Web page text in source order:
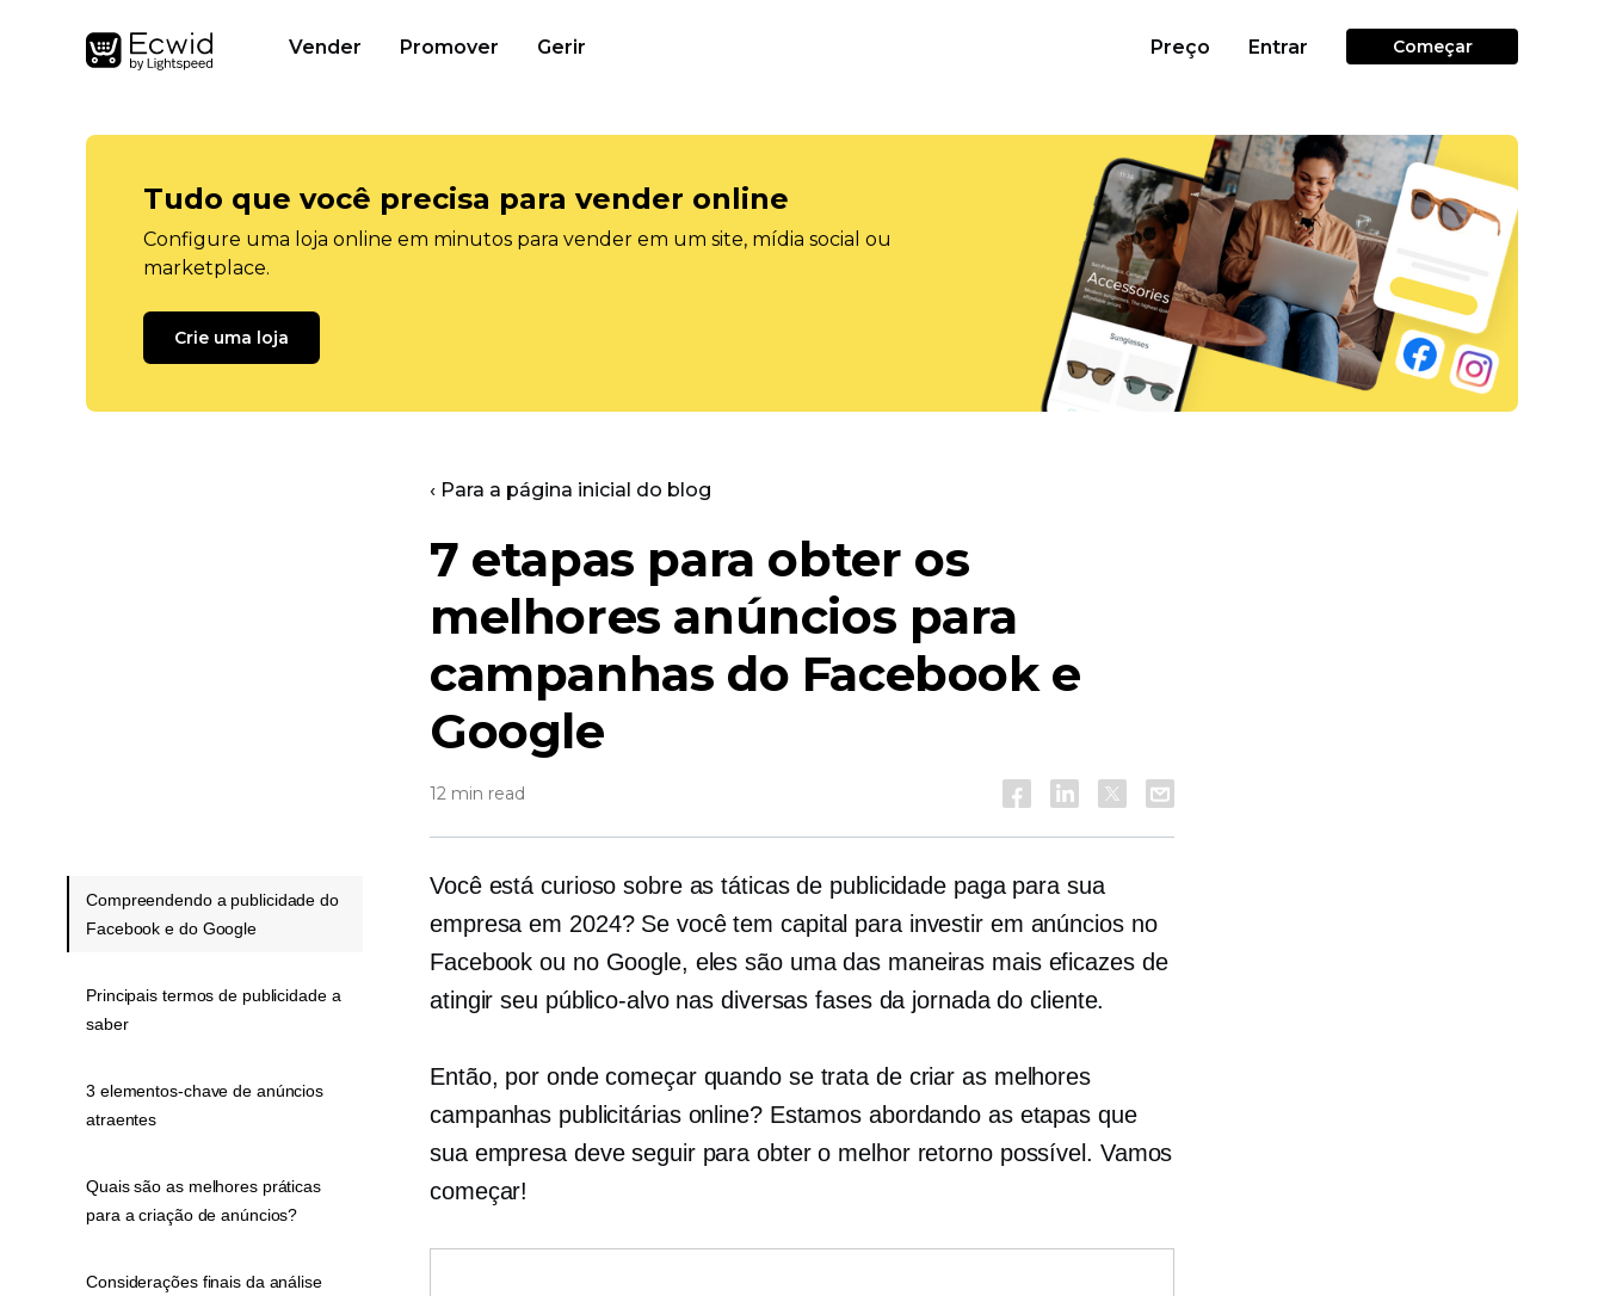
Vender Promover Gerir Preço Entrar Começar
Tudo que você precisa para vender online
Configure uma loja online em minutos para vender em um site, mídia social ou
marketplace.
Crie uma loja
‹ Para a página inicial do blog
7 etapas para obter os
melhores anúncios para
campanhas do Facebook e
Google
12 min read
Você está curioso sobre as táticas de publicidade paga para sua
empresa em 2024? Se você tem capital para investir em anúncios no
Facebook ou no Google, eles são uma das maneiras mais eficazes de
atingir seu público-alvo nas diversas fases da jornada do cliente.
Então, por onde começar quando se trata de criar as melhores
campanhas publicitárias online? Estamos abordando as etapas que
sua empresa deve seguir para obter o melhor retorno possível. Vamos
começar!
Compreendendo a publicidade do
Facebook e do Google
Principais termos de publicidade a
saber
3 elementos-chave de anúncios
atraentes
Quais são as melhores práticas
para a criação de anúncios?
Considerações finais da análise